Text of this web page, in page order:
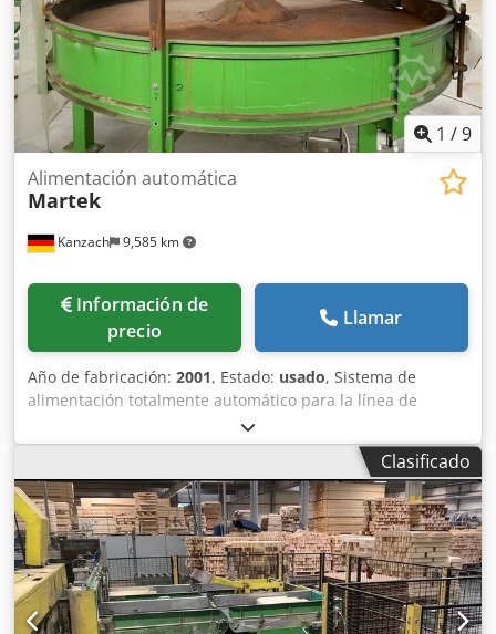
con el programa correspondiente, aunque no está
instalado ni probado.
1 /9
Kanzach 9,585 km
Alimentación automática
Martek
Información de
precio
Llamar
Año de fabricación: 2001, Estado: usado, Sistema de
alimentación totalmente automático para la línea de
procesamiento de perfiles en forma de cuña. Ancho de la
mesa: máx. 620 mm Alimentador de tipo «spin»
Clasificación automática por longitud: 3 longitudes
Formación de paquetes: 3 paquetes Almacén intermedio
Inversor de paquetes Desapilador de paquetes
Alimentación manual Almacén intermedio antes de la línea
de galvanizado con 6 compartimentos Especificaciones:
Longitud de entrada de la madera: mín. 150 mm máx. 600
mm Chjdpfsh Icimox Ai Soa Sección transversal de la
Clasificado